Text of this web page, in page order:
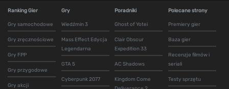
Ranking Gier
Gry samochodowe
Gry zręcznościowe
Gry FPP
Gry przygodowe
Gry akcji
Gry
Wiedźmin 3
Mass Effect Edycja
Legendarna
GTA 5
Cyberpunk 2077
Poradniki
Ghost of Yotei
Clair Obscur
Expedition 33
AC Shadows
Kingdom Come
Polecane strony
Premiery gier
Baza gier
Recenzje filmów i
seriali
Testy sprzętu